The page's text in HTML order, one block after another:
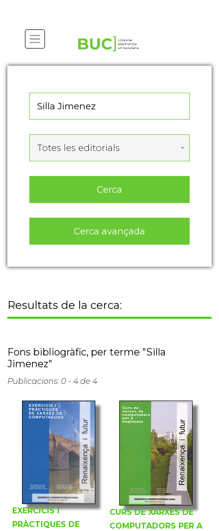
Totes les editorials
Cerca
Cerca avançada
Resultats de la cerca:
Fons bibliogràfic, per terme "Silla
Jimenez"
Publicacions: 0 - 4 de 4
EXERCICIS I
PRÀCTIQUES DE
CURS DE XARXES DE
COMPUTADORS PER A